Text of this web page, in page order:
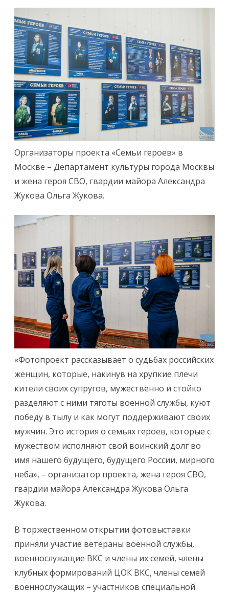
Организаторы проекта «Семьи героев» в
Москве – Департамент культуры города Москвы
и жена героя СВО, гвардии майора Александра
Жукова Ольга Жукова.
«Фотопроект рассказывает о судьбах российских
женщин, которые, накинув на хрупкие плечи
кители своих супругов, мужественно и стойко
разделяют с ними тяготы военной службы, куют
победу в тылу и как могут поддерживают своих
мужчин. Это история о семьях героев, которые с
мужеством исполняют свой воинский долг во
имя нашего будущего, будущего России, мирного
неба», – организатор проекта, жена героя СВО,
гвардии майора Александра Жукова Ольга
Жукова.
В торжественном открытии фотовыставки
приняли участие ветераны военной службы,
военнослужащие ВКС и члены их семей, члены
клубных формирований ЦОК ВКС, члены семей
военнослужащих – участников специальной